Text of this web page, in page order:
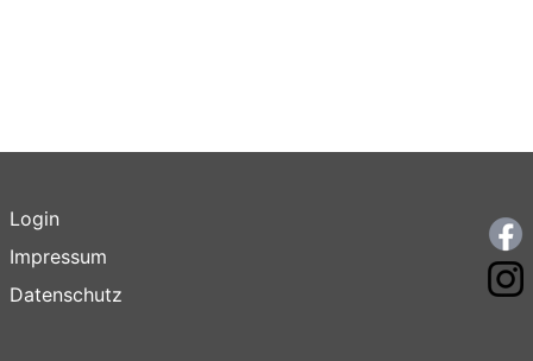
Login
Impressum
Datenschutz